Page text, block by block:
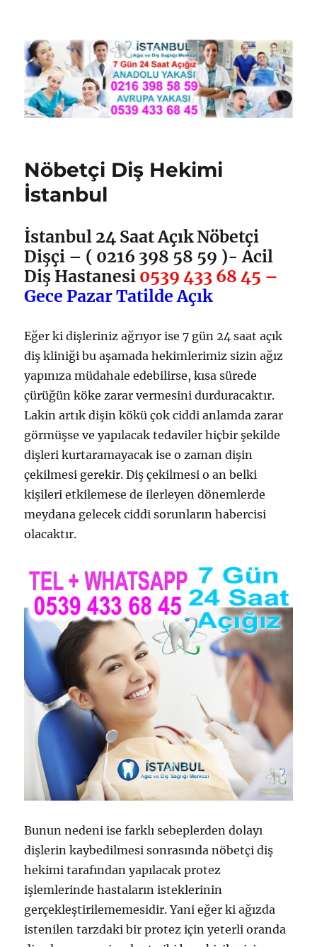
Nöbetçi Dişçi İstanbul
Nöbetçi Diş Hekimi
İstanbul
İstanbul 24 Saat Açık Nöbetçi
Dişçi – ( 0216 398 58 59 )- Acil
Diş Hastanesi 0539 433 68 45 –
Gece Pazar Tatilde Açık
Eğer ki dişleriniz ağrıyor ise 7 gün 24 saat açık
diş kliniği bu aşamada hekimlerimiz sizin ağız
yapınıza müdahale edebilirse, kısa sürede
çürüğün köke zarar vermesini durduracaktır.
Lakin artık dişin kökü çok ciddi anlamda zarar
görmüşse ve yapılacak tedaviler hiçbir şekilde
dişleri kurtaramayacak ise o zaman dişin
çekilmesi gerekir. Diş çekilmesi o an belki
kişileri etkilemese de ilerleyen dönemlerde
meydana gelecek ciddi sorunların habercisi
olacaktır.
Bunun nedeni ise farklı sebeplerden dolayı
dişlerin kaybedilmesi sonrasında nöbetçi diş
hekimi tarafından yapılacak protez
işlemlerinde hastaların isteklerinin
gerçekleştirilememesidir. Yani eğer ki ağızda
istenilen tarzdaki bir protez için yeterli oranda